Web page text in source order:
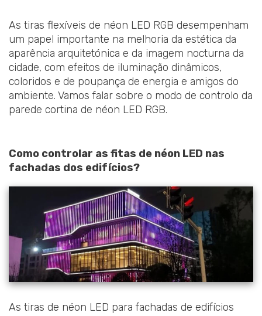
As tiras flexíveis de néon LED RGB desempenham
um papel importante na melhoria da estética da
aparência arquitetónica e da imagem nocturna da
cidade, com efeitos de iluminação dinâmicos,
coloridos e de poupança de energia e amigos do
ambiente. Vamos falar sobre o modo de controlo da
parede cortina de néon LED RGB.
Como controlar as fitas de néon LED nas
fachadas dos edifícios?
As tiras de néon LED para fachadas de edifícios